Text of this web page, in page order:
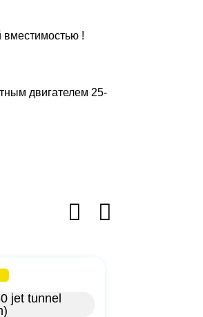
вместимостью !
двигателем 25-